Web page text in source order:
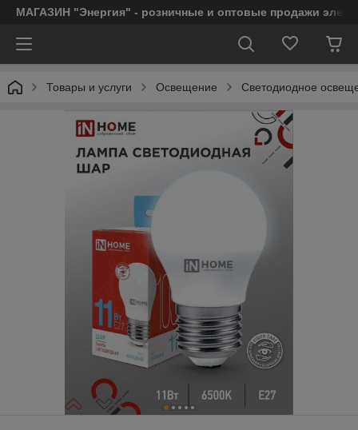
МАГАЗИН "Энергия" - розничные и оптовые продажи
Товары и услуги Освещение Светодиодное